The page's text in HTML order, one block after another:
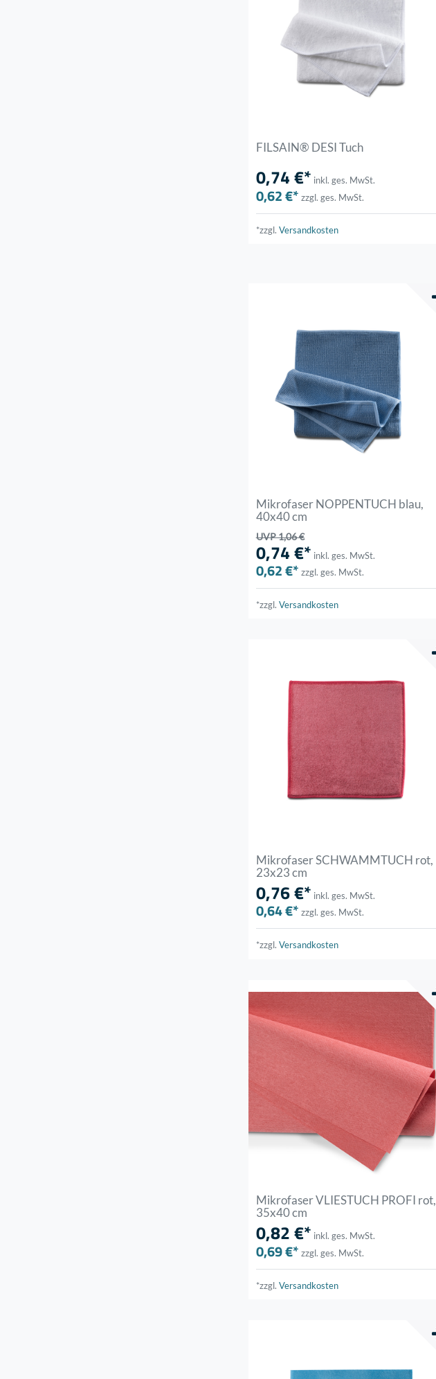
FILSAIN® DESI Tuch
0,74 €* inkl. ges. MwSt.
0,62 €* zzgl. ges. MwSt.
*zzgl. Versandkosten
Mikrofaser NOPPENTUCH blau,
40x40 cm
UVP 1,06 €
0,74 €* inkl. ges. MwSt.
0,62 €* zzgl. ges. MwSt.
*zzgl. Versandkosten
Mikrofaser SCHWAMMTUCH rot,
23x23 cm
0,76 €* inkl. ges. MwSt.
0,64 €* zzgl. ges. MwSt.
*zzgl. Versandkosten
Mikrofaser VLIESTUCH PROFI rot,
35x40 cm
0,82 €* inkl. ges. MwSt.
0,69 €* zzgl. ges. MwSt.
*zzgl. Versandkosten